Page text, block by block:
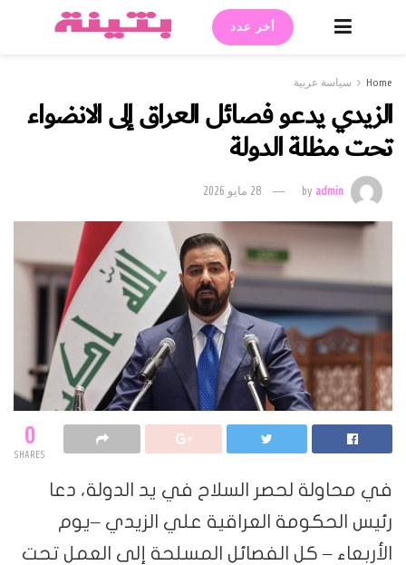
أخر عدد
Home سياسة عربية
الزيدي يدعو فصائل العراق إلى الانضواء
تحت مظلة الدولة
byadmin 28 مايو 2026
0
SHARES
في محاولة لحصر السلاح في يد الدولة، دعا
رئيس الحكومة العراقية علي الزيدي –يوم
الأربعاء – كل الفصائل المسلحة إلى العمل تحت